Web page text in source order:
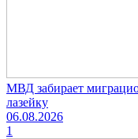
МВД забирает
лазейку
06.08.2026
1